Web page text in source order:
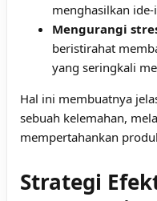
menghasilkan
Mengurangi
beristirahat
yang seringkali
Hal ini membuatnya
sebuah kelemahan,
mempertahankan
Strategi